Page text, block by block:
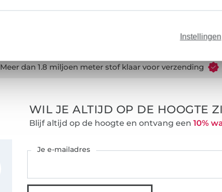
Meer dan 1.8 miljoen meter stof klaar voor verzending
WIL JE ALTIJD OP DE HOOGTE
Blijf altijd op de hoogte en ontvang een 10%
Je e-mailadres
Instellingen